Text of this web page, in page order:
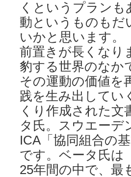
くというプラン
動というものもだ
いかと思います。
前置きが長くなり
豹する世界のなか
その運動の価値を
践を生み出してい
くり作成された文
タ氏。スウエーデ
ICA「協同組合の
です。ベータ氏は
25年間の中で、最